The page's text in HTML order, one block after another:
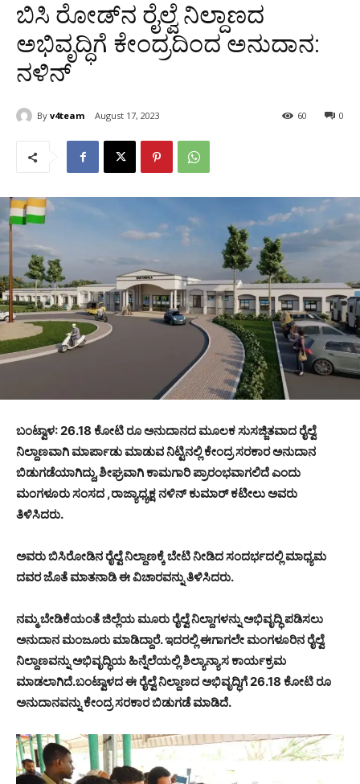
ಬಿಸಿ ರೋಡ್‍ನ ರೈಲ್ವೆ ನಿಲ್ದಾಣದ
ಅಭಿವೃದ್ಧಿಗೆ ಕೇಂದ್ರದಿಂದ ಅನುದಾನ:
ನಳಿನ್
By v4team August 17, 2023 0
60
ಬಂಟ್ವಾಳ: 26.18 ಕೋಟಿ ರೂ ಅನುದಾನದ ಮೂಲಕ ಸುಸಜ್ಜಿತವಾದ ರೈಲ್ವೆ
ನಿಲ್ದಾಣವಾಗಿ ಮಾರ್ಪಾಡು ಮಾಡುವ ನಿಟ್ಟಿನಲ್ಲಿ ಕೇಂದ್ರ ಸರಕಾರ ಅನುದಾನ
ಬಿಡುಗಡೆಯಾಗಿದ್ದು,ಶೀಘ್ರವಾಗಿ ಕಾಮಗಾರಿ ಪ್ರಾರಂಭವಾಗಲಿದೆ ಎಂದು
ಮಂಗಳೂರು ಸಂಸದ ,ರಾಜ್ಯಾಧ್ಯಕ್ಷ ನಳಿನ್ ಕುಮಾರ್ ಕಟೀಲು ಅವರು
ತಿಳಿಸಿದರು.
ಅವರು ಬಿಸಿರೋಡಿನ ರೈಲ್ವೆ ನಿಲ್ದಾಣಕ್ಕೆ ಬೇಟಿ ನೀಡಿದ ಸಂದರ್ಭದಲ್ಲಿ ಮಾಧ್ಯಮ
ದವರ ಜೊತೆ ಮಾತನಾಡಿ ಈ ವಿಚಾರವನ್ನು ತಿಳಿಸಿದರು.
ನಮ್ಮ ಬೇಡಿಕೆಯಂತೆ ಜಿಲ್ಲೆಯ ಮೂರು ರೈಲ್ವೆ ನಿಲ್ದಾಗಳನ್ನು ಅಭಿವೃದ್ಧಿ ಪಡಿಸಲು
ಅನುದಾನ ಮಂಜೂರು ಮಾಡಿದ್ದಾರೆ. ಇದರಲ್ಲಿ ಈಗಾಗಲೇ ಮಂಗಳೂರಿನ ರೈಲ್ವೆ
ನಿಲ್ದಾಣವನ್ನು ಅಭಿವೃದ್ಧಿಯ ಹಿನ್ನೆಲೆಯಲ್ಲಿ ಶಿಲ್ಯಾನ್ಯಾಸ ಕಾರ್ಯಕ್ರಮ
ಮಾಡಲಾಗಿದೆ.ಬಂಟ್ವಾಳದ ಈ ರೈಲ್ವೆ ನಿಲ್ದಾಣದ ಅಭಿವೃದ್ಧಿಗೆ 26.18 ಕೋಟಿ ರೂ
ಅನುದಾನವನ್ನು ಕೇಂದ್ರ ಸರಕಾರ ಬಿಡುಗಡೆ ಮಾಡಿದೆ.